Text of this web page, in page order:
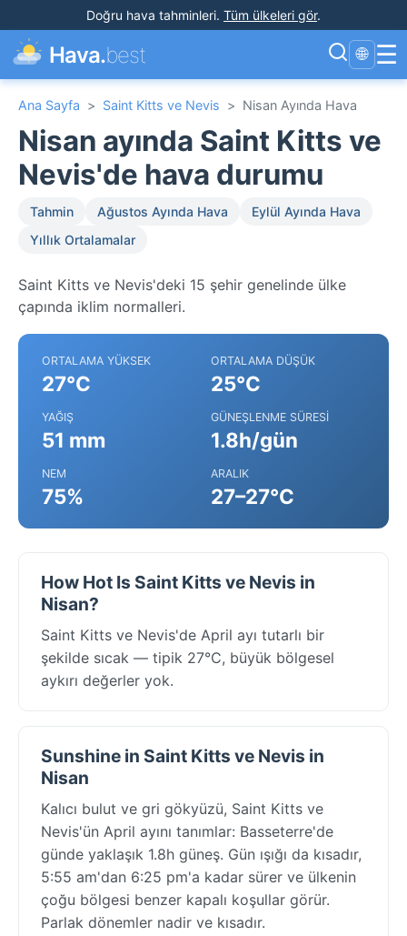
Doğru hava tahminleri. Tüm ülkeleri gör.
Hava.best 🌐 ☰
Ana Sayfa > Saint Kitts ve Nevis > Nisan Ayında Hava
Nisan ayında Saint Kitts ve
Nevis'de hava durumu
Tahmin Ağustos Ayında Hava
Eylül Ayında Hava
Yıllık Ortalamalar
Saint Kitts ve Nevis'deki 15 şehir genelinde ülke
çapında iklim normalleri.
ORTALAMA YÜKSEK
27°C
ORTALAMA DÜŞÜK
25°C
YAĞIŞ
51 mm
GÜNEŞLENME SÜRESI
1.8h/gün
NEM
75%
ARALIK
27–27°C
How Hot Is Saint Kitts ve Nevis in
Nisan?
Saint Kitts ve Nevis'de April ayı tutarlı bir
şekilde sıcak — tipik 27°C, büyük bölgesel
aykırı değerler yok.
Sunshine in Saint Kitts ve Nevis in
Nisan
Kalıcı bulut ve gri gökyüzü, Saint Kitts ve
Nevis'ün April ayını tanımlar: Basseterre'de
günde yaklaşık 1.8h güneş. Gün ışığı da kısadır,
5:55 am'dan 6:25 pm'a kadar sürer ve ülkenin
çoğu bölgesi benzer kapalı koşullar görür.
Parlak dönemler nadir ve kısadır.